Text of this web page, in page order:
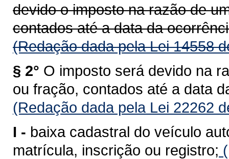
devido o imposto na razão de
contados até a data da
(Redação dada pela Lei 14558
§ 2° O imposto será devido na
ou fração, contados até a data
(Redação dada pela Lei 22262
I - baixa cadastral do veículo
matrícula, inscrição ou registro;